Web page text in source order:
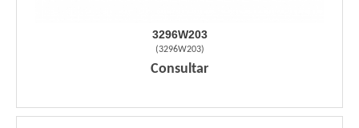
3296W203
(3296W203)
Consultar